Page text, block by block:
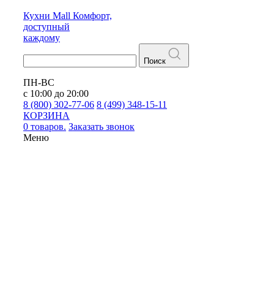
Кухни Mall Комфорт,
доступный
каждому
Поиск
ПН-ВС
с 10:00 до 20:00
8 (800) 302-77-06 8 (499) 348-15-11
КОРЗИНА
0 товаров. Заказать звонок
Меню